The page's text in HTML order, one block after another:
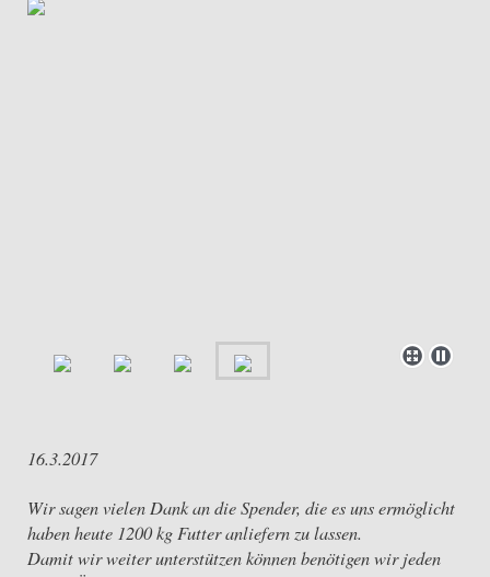
16.3.2017
Wir sagen vielen Dank an die Spender, die es uns ermöglicht
haben heute 1200 kg Futter anliefern zu lassen.
Damit wir weiter unterstützen können benötigen wir jeden